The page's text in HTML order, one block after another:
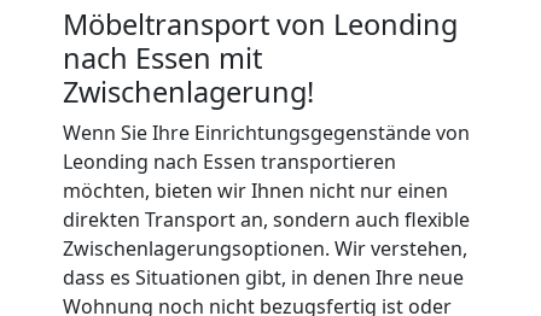
Möbeltransport von Leonding
nach Essen mit
Zwischenlagerung!
Wenn Sie Ihre Einrichtungsgegenstände von
Leonding nach Essen transportieren
möchten, bieten wir Ihnen nicht nur einen
direkten Transport an, sondern auch flexible
Zwischenlagerungsoptionen. Wir verstehen,
dass es Situationen gibt, in denen Ihre neue
Wohnung noch nicht bezugsfertig ist oder
National
Beiladung
International
Internationaler